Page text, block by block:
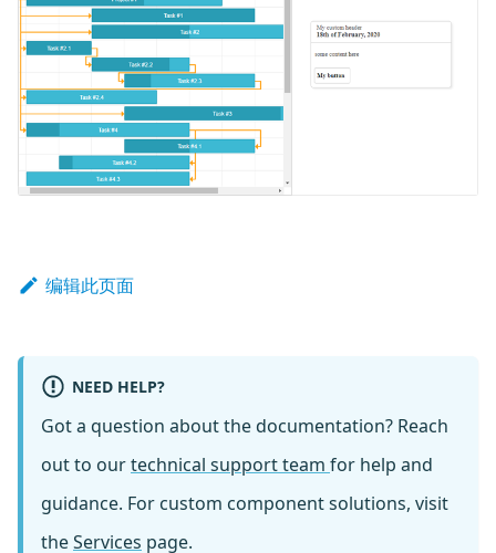
编辑此页面
NEED HELP?
Got a question about the documentation? Reach
out to ourtechnical support team for help and
guidance. For custom component solutions, visit
theServices page.